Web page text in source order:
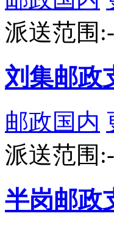
派送范围:-
刘集邮政
邮政国内
派送范围:-
半岗邮政